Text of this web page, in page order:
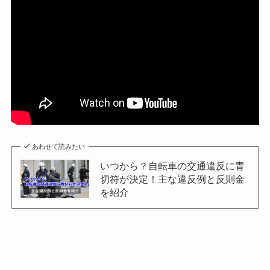
あわせて読みたい
いつから？自転車の交通違反に青
切符が決定！主な違反例と反則金
を紹介